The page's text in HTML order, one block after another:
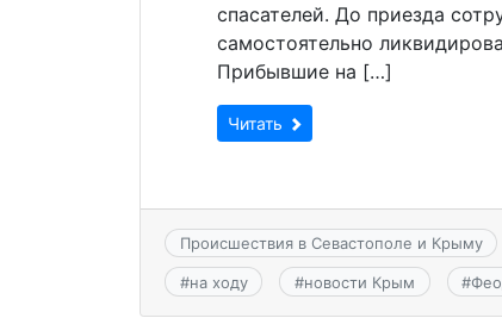
спасателей. До приезда
самостоятельно
Прибывшие на […]
Читать
Происшествия в Севастополе и Крыму
#на ходу #новости Крым #